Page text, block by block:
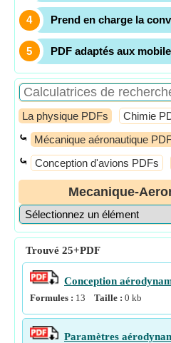
Prend en charge la
PDF adaptés aux
La physique PDFs Chimie
⤿ Mécanique aéronautique
⤿ Conception d'avions PDFs
Mecanique-
Trouvé 25+PDF
Conception
Formules : 13 Taille : 0 kb
Paramètres